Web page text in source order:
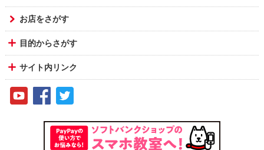
お店をさがす
目的からさがす
サイト内リンク